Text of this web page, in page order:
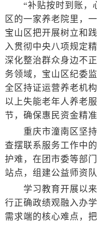
“补贴按时到账，
区的一家养老院里，
宝山区把开展树立和
入贯彻中央八项规定
深化整治群众身边不
务领域，宝山区纪委
全区持证运营养老机
以上失能老年人养老
节，确保惠民资金精
重庆市潼南区坚持
查摆联系服务工作中
护难，在团市委等部
站点，组建公益师资
学习教育开展以来
行正确政绩观融入办
需求端的核心难点，